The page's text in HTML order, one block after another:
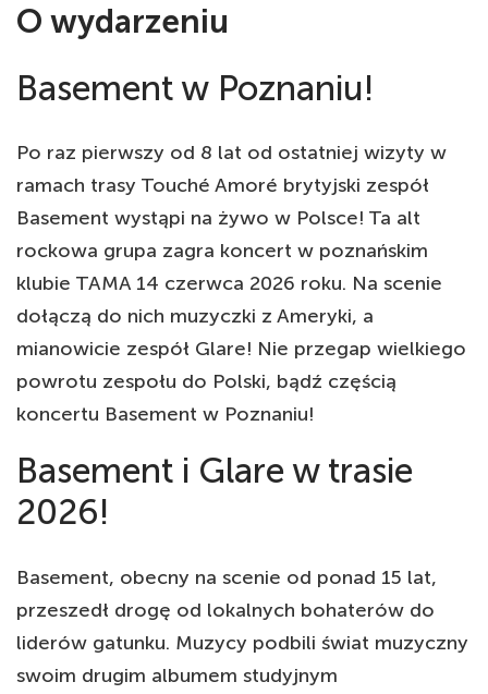
O wydarzeniu
Basement w Poznaniu!
Po raz pierwszy od 8 lat od ostatniej wizyty w
ramach trasy Touché Amoré brytyjski zespół
Basement wystąpi na żywo w Polsce! Ta alt
rockowa grupa zagra koncert w poznańskim
klubie TAMA 14 czerwca 2026 roku. Na scenie
dołączą do nich muzyczki z Ameryki, a
mianowicie zespół Glare! Nie przegap wielkiego
powrotu zespołu do Polski, bądź częścią
koncertu Basement w Poznaniu!
Basement i Glare w trasie
2026!
Basement, obecny na scenie od ponad 15 lat,
przeszedł drogę od lokalnych bohaterów do
liderów gatunku. Muzycy podbili świat muzyczny
swoim drugim albumem studyjnym